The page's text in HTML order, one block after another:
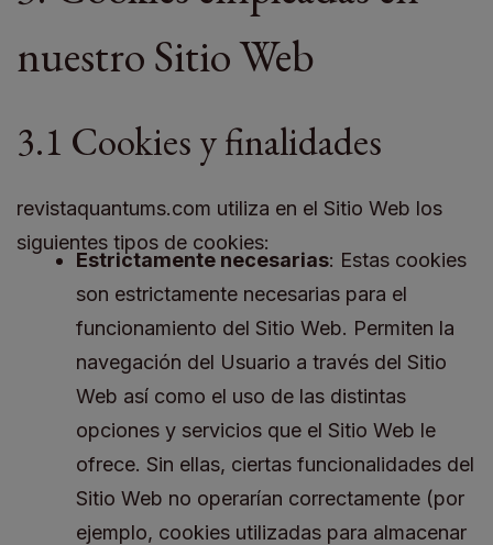
nuestro Sitio Web
3.1 Cookies y finalidades
revistaquantums.com utiliza en el Sitio Web los
siguientes tipos de cookies:
Estrictamente necesarias: Estas cookies
son estrictamente necesarias para el
funcionamiento del Sitio Web. Permiten la
navegación del Usuario a través del Sitio
Web así como el uso de las distintas
opciones y servicios que el Sitio Web le
ofrece. Sin ellas, ciertas funcionalidades del
Sitio Web no operarían correctamente (por
ejemplo, cookies utilizadas para almacenar